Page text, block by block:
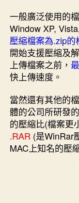
者
一般廣泛使用的
Window XP,
壓縮檔案為.zip的
開始支援壓縮及
上傳檔案之前，
快上傳速度。
當然還有其他的
體的公司所研發
的壓縮比(檔案更
.RAR (是WinRar
MAC上知名的壓